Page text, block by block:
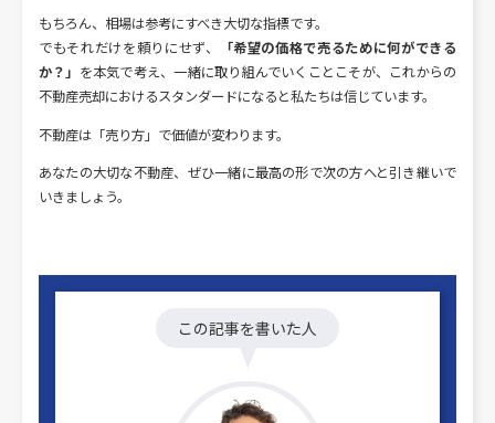
もちろん、相場は参考にすべき大切な指標です。
でもそれだけを頼りにせず、
「希望の価格で売るために何ができる
か？」 を本気で考え、一緒に取り組んでいくことこそが、これからの
不動産売却におけるスタンダードになると私たちは信じています。
不動産は「売り方」で価値が変わります。
あなたの大切な不動産、ぜひ一緒に最高の形で次の方へと引き継いで
いきましょう。
この記事を書いた人